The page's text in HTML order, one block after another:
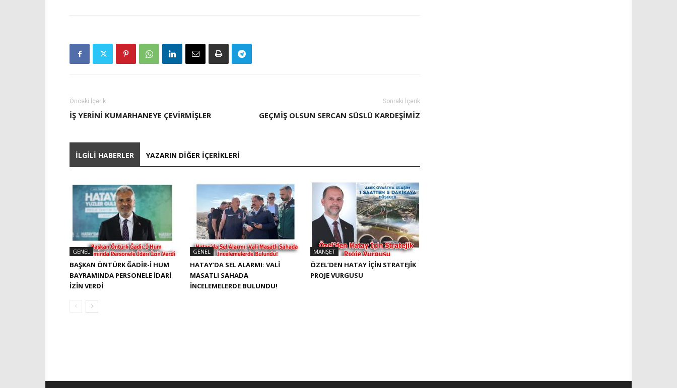
Önceki İçerik
İŞ YERINI KUMARHANEYE ÇEVIRMIŞLER
Sonraki İçerik
GEÇMIŞ OLSUN SERCAN SÜSLÜ KARDEŞIMIZ
İLGILI HABERLER YAZARIN DIĞER İÇERIKLERI
GENEL
BAŞKAN ÖNTÜRK ĞADIR-İ HUM
BAYRAMINDA PERSONELE İDARI
İZIN VERDI
GENEL
HATAY’DA SEL ALARMI: VALI
MASATLI SAHADA
İNCELEMELERDE BULUNDU!
MANŞET
ÖZEL’DEN HATAY İÇIN STRATEJIK
PROJE VURGUSU